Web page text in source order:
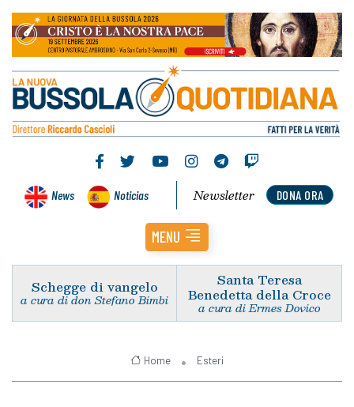
News Noticias DONA ORA
Newsletter
MENU
Schegge di vangelo
a cura di don Stefano Bimbi
Santa Teresa
Benedetta della Croce
a cura di Ermes Dovico
Home Esteri